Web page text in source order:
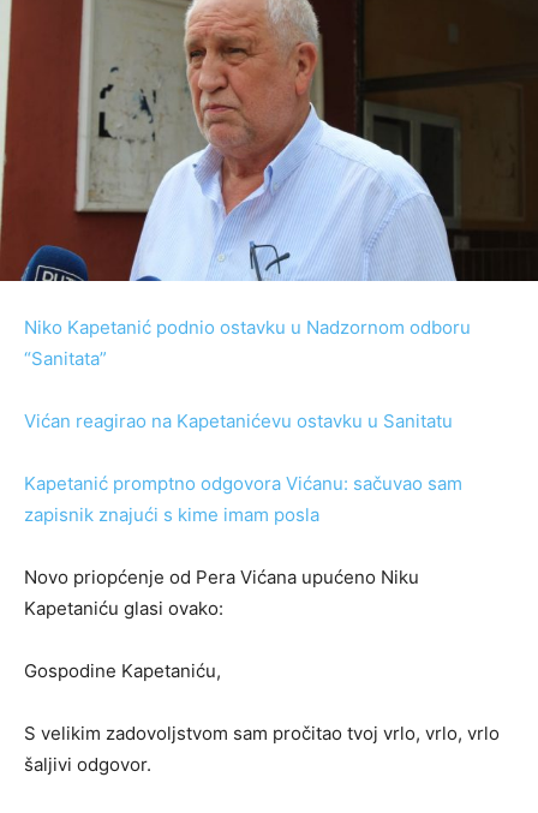
Niko Kapetanić podnio ostavku u Nadzornom odboru
“Sanitata”
Vićan reagirao na Kapetanićevu ostavku u Sanitatu
Kapetanić promptno odgovora Vićanu: sačuvao sam
zapisnik znajući s kime imam posla
Novo priopćenje od Pera Vićana upućeno Niku
Kapetaniću glasi ovako:
Gospodine Kapetaniću,
S velikim zadovoljstvom sam pročitao tvoj vrlo, vrlo, vrlo
šaljivi odgovor.